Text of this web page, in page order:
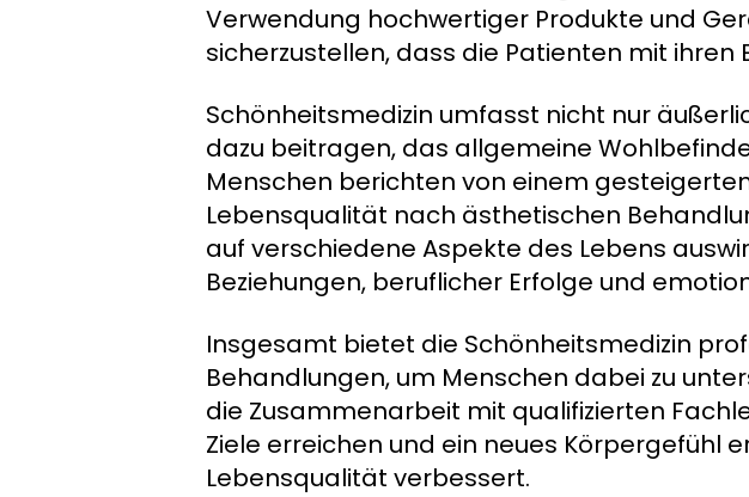
Verwendung hochwertiger Produkte und
sicherzustellen, dass die Patienten mit ihren
Schönheitsmedizin umfasst nicht nur
dazu beitragen, das allgemeine
Menschen berichten von einem
Lebensqualität nach ästhetischen
auf verschiedene Aspekte des Lebens
Beziehungen, beruflicher Erfolge und
Insgesamt bietet die Schönheitsmedizin
Behandlungen, um Menschen dabei zu
die Zusammenarbeit mit qualifizierten
Ziele erreichen und ein neues Körpergefühl
Lebensqualität verbessert.